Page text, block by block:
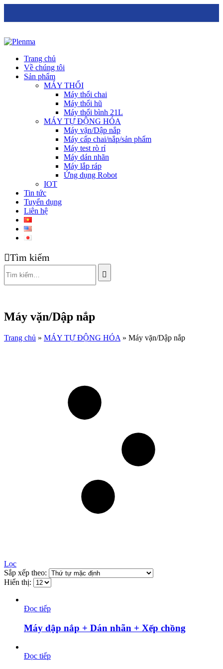
Trang chủ
Về chúng tôi
Sản phẩm
MÁY THỔI
Máy thổi chai
Máy thổi hũ
Máy thổi bình 21L
MÁY TỰ ĐỘNG HÓA
Máy vặn/Dập nắp
Máy cấp chai/nắp/sản phẩm
Máy test rò rỉ
Máy dán nhãn
Máy lắp ráp
Ứng dụng Robot
IOT
Tin tức
Tuyển dụng
Liên hệ
Tìm kiếm
Máy vặn/Dập nắp
Trang chủ » MÁY TỰ ĐỘNG HÓA » Máy vặn/Dập nắp
Lọc
Sắp xếp theo:
Hiển thị:
Đọc tiếp
Máy dập nắp + Dán nhãn + Xếp chồng
Đọc tiếp